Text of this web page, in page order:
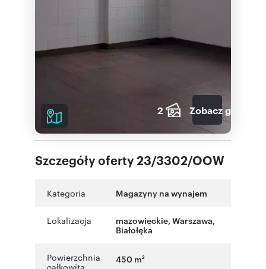
2 Zobacz galerię
Szczegóły oferty 23/3302/OOW
Kategoria Magazyny na wynajem
Lokalizacja mazowieckie, Warszawa,
Białołęka
Powierzchnia
całkowita
450 m2